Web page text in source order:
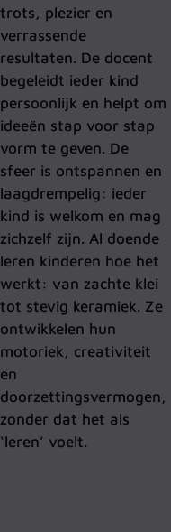
trots, plezier en
verrassende
resultaten. De docent
begeleidt ieder kind
persoonlijk en helpt om
ideeën stap voor stap
vorm te geven. De
sfeer is ontspannen en
laagdrempelig: ieder
kind is welkom en mag
zichzelf zijn. Al doende
leren kinderen hoe het
werkt: van zachte klei
tot stevig keramiek. Ze
ontwikkelen hun
motoriek, creativiteit
en
doorzettingsvermogen,
zonder dat het als
‘leren’ voelt.